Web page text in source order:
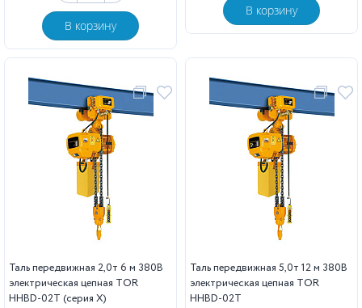
В корзину
В корзину
Таль передвижная 2,0т 6 м 380В
электрическая цепная TOR
HHBD-02T (серия X)
Таль передвижная 5,0т 12 м 380В
электрическая цепная TOR
HHBD-02T